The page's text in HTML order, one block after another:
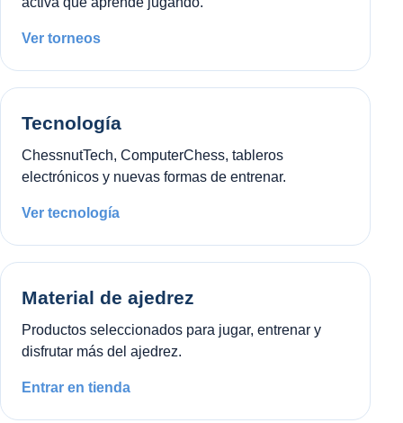
Ver torneos
Tecnología
ChessnutTech, ComputerChess, tableros
electrónicos y nuevas formas de entrenar.
Ver tecnología
Material de ajedrez
Productos seleccionados para jugar, entrenar y
disfrutar más del ajedrez.
Entrar en tienda